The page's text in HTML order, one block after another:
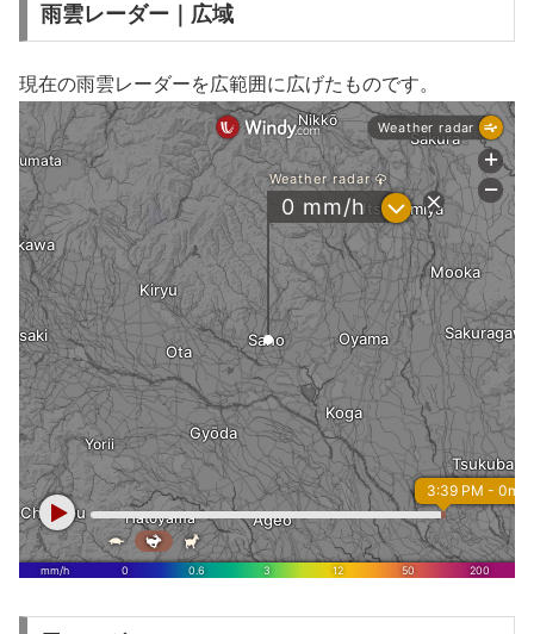
雨雲レーダー｜広域
現在の雨雲レーダーを広範囲に広げたものです。